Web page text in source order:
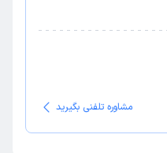
مشاوره تلفنی بگیرید